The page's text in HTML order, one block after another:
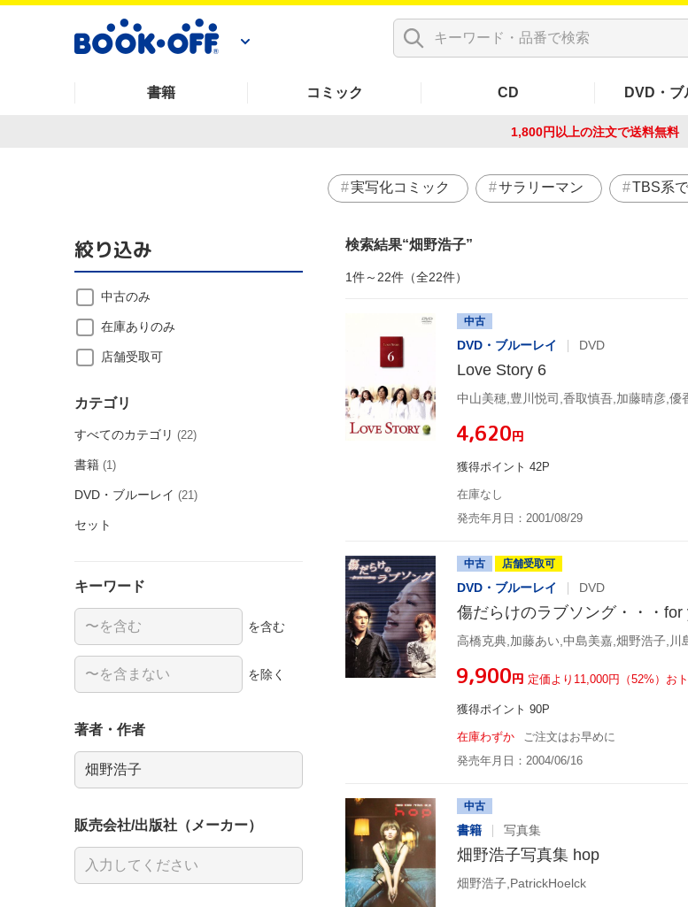
書籍 コミック CD DVD・ブ
1,800円以上の注文で送料無料
実写化コミック サラリーマン TBS系
検索結果 畑野浩子
1件～22件（全22件）
中古
DVD・ブルーレイ DVD
Love Story 6
中山美穂,豊川悦司,香取慎吾,加藤晴彦,
¥4,620円
獲得ポイント 42P
在庫なし
発売年月日：2001/08/29
中古 店舗受取可
DVD・ブルーレイ DVD
傷だらけのラブソング・・・
¥9,900円 定価より11,000円（52%）お
獲得ポイント 90P
在庫わずか
ご注文はお早めに
発売年月日：2004/06/16
中古
書籍 写真集
畑野浩子写真集 hop
畑野浩子,PatrickHoelck
絞り込み
中古のみ
在庫ありのみ
店舗受取可
カテゴリ
すべてのカテゴリ (22)
書籍 (1)
DVD・ブルーレイ (21)
セット
キーワード
を含む
を除く
著者・作者
販売会社/出版社（メーカー）